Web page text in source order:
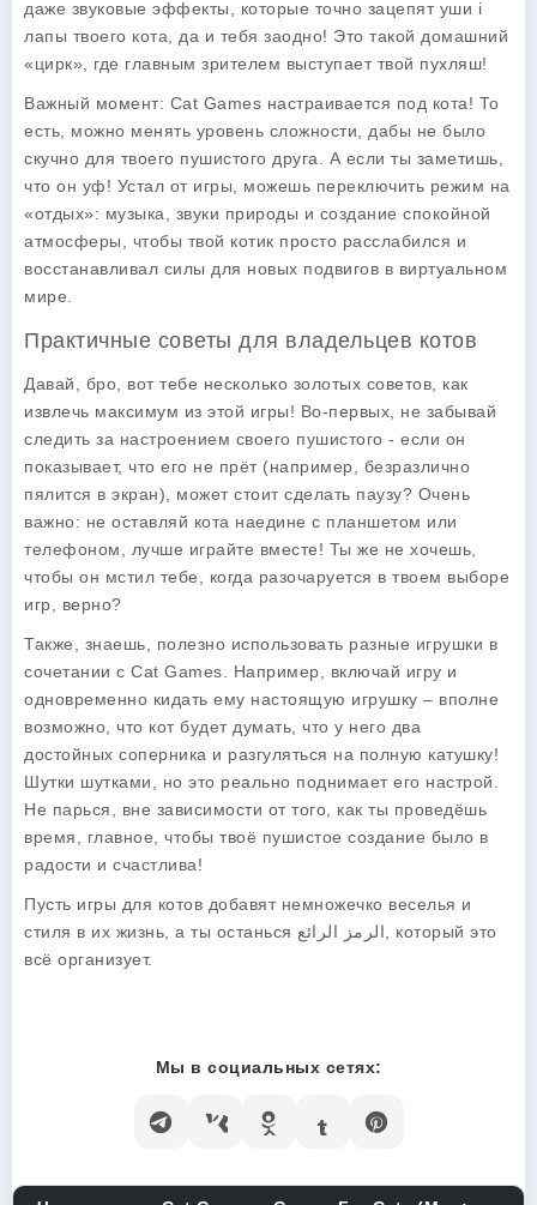
даже звуковые эффекты, которые точно зацепят уши і
лапы твоего кота, да и тебя заодно! Это такой домашний
«цирк», где главным зрителем выступает твой пухляш!
Важный момент: Cat Games настраивается под кота! То
есть, можно менять уровень сложности, дабы не было
скучно для твоего пушистого друга. А если ты заметишь,
что он уф! Устал от игры, можешь переключить режим на
«отдых»: музыка, звуки природы и создание спокойной
атмосферы, чтобы твой котик просто расслабился и
восстанавливал силы для новых подвигов в виртуальном
мире.
Практичные советы для владельцев котов
Давай, бро, вот тебе несколько золотых советов, как
извлечь максимум из этой игры! Во-первых, не забывай
следить за настроением своего пушистого - если он
показывает, что его не прёт (например, безразлично
пялится в экран), может стоит сделать паузу? Очень
важно: не оставляй кота наедине с планшетом или
телефоном, лучше играйте вместе! Ты же не хочешь,
чтобы он мстил тебе, когда разочаруется в твоем выборе
игр, верно?
Также, знаешь, полезно использовать разные игрушки в
сочетании с Cat Games. Например, включай игру и
одновременно кидать ему настоящую игрушку – вполне
возможно, что кот будет думать, что у него два
достойных соперника и разгуляться на полную катушку!
Шутки шутками, но это реально поднимает его настрой.
Не парься, вне зависимости от того, как ты проведёшь
время, главное, чтобы твоё пушистое создание было в
радости и счастлива!
Пусть игры для котов добавят немножечко веселья и
стиля в их жизнь, а ты останься الرمز الرائع, который это
всё организует.
Мы в социальных сетях: